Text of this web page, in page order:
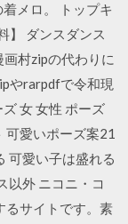
メロ。 トップキ
】 ダンスダンス
村zipの代わりに
やrarpdfで令和現
女 女性 ポーズ
可愛いポーズ案21
可愛い子は盛れる
以外 ニコニ・コ
るサイトです。素